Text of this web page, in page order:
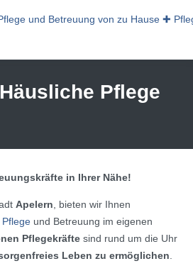
Pflege
in Ihrer Nähe!
Apelern, bieten wir Ihnen
und Betreuung im eigenen
Pflegekräfte sind rund um die Uhr
Leben zu ermöglichen.